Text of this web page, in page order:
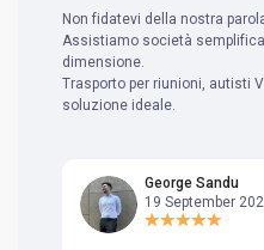
Non fidatevi della nostra
Assistiamo società
dimensione.
Trasporto per riunioni, autisti
soluzione ideale.
George Sandu
19 September